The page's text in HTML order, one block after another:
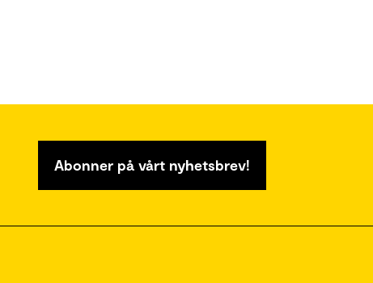
Abonner på vårt nyhetsbrev!